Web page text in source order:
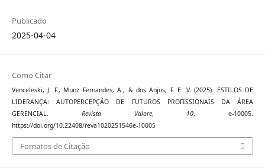
Publicado
2025-04-04
Como Citar
Venceleski, J. F., Munz Fernandes, A., & dos Anjos, F. E. V. (2025). ESTILOS DE
LIDERANÇA: AUTOPERCEPÇÃO DE FUTUROS PROFISSIONAIS DA ÁREA
GERENCIAL. Revista Valore, 10, e-10005.
https://doi.org/10.22408/reva1020251546e-10005
Fomatos de Citação